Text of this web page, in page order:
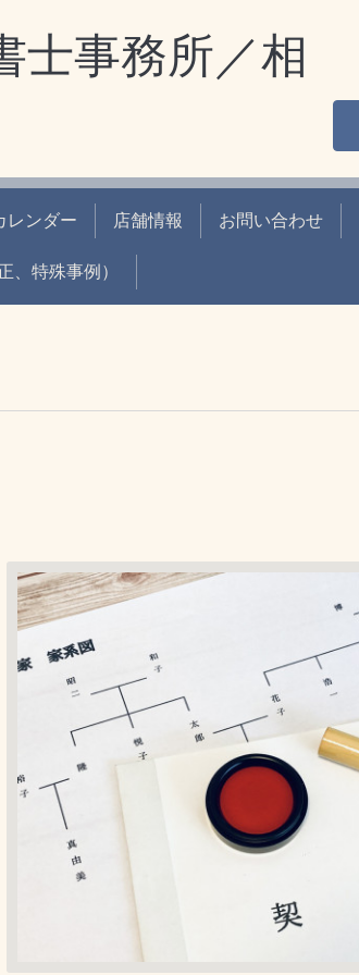
士事務所／相
レンダー 店舗情報 お問い合わせ
、特殊事例）